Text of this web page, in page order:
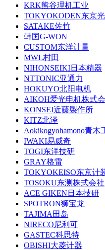
KRK熊谷理机工业
TOKYOKODEN东京
SATAKE佐竹
韩国G-WON
CUSTOM东洋计量
MWL村田
NIHONSEIKI日本精器
NTTONIC亚通力
HOKUYO北阳电机
AIKOH爱光电机株式
KONSEI近藤製作所
KITZ北泽
Aokikogyohamono青木
IWAKI易威奇
TOGI东洋技研
GRAY格雷
TOKYOKEISO东京计
TOSOKU东测株式会社
ACE GIKEN日本技研
SPOTRON狮宝龙
TAJIMA田岛
NIRECO尼利可
GASTEC科思特
OBISHI大菱计器